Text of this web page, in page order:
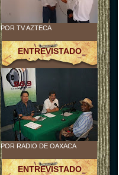
POR TV AZTECA
ENTREVISTADO
POR RADIO DE OAXACA
ENTREVISTADO